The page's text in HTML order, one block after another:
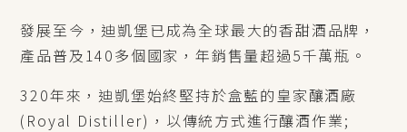
發展至今，迪凱堡已成為全球最大的香甜酒品牌，
產品普及140多個國家，年銷售量超過5千萬瓶。
320年來，迪凱堡始終堅持於盒藍的皇家釀酒廠
(Royal Distiller)，以傳統方式進行釀酒作業;